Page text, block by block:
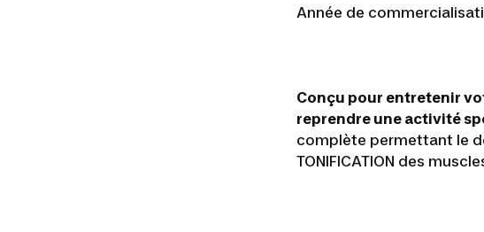
Année de
Conçu pour entretenir
reprendre une activité
complète permettant le
TONIFICATION des